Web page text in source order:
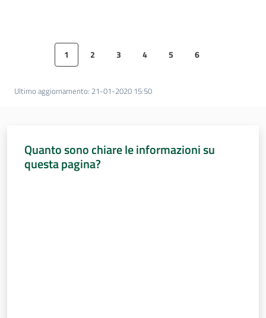
sulla
memoria
Seguici
Pagina precedente
Pagina
1 Pagina
2 Pagina
3 Pagina
4 Pagina
5 Pagina
6
Ultimo aggiornamento: 21-01-2020 15:50
Quanto sono chiare le informazioni su
questa pagina?